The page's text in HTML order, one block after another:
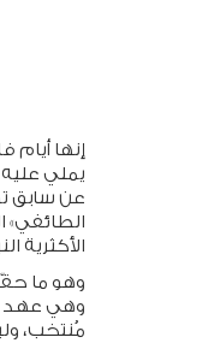
يملي عليه
الطائفي»
الأكثرية
وهي عهد
مُنتخب،